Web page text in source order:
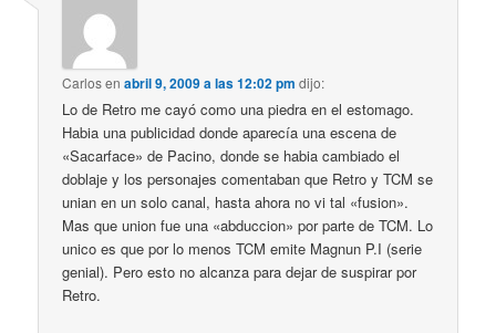
Carlosenabril 9, 2009 a las 12:02 pm dijo:
Lo de Retro me cayó como una piedra en el estomago.
Habia una publicidad donde aparecía una escena de
«Sacarface» de Pacino, donde se habia cambiado el
doblaje y los personajes comentaban que Retro y TCM se
unian en un solo canal, hasta ahora no vi tal «fusion».
Mas que union fue una «abduccion» por parte de TCM. Lo
unico es que por lo menos TCM emite Magnun P.I (serie
genial). Pero esto no alcanza para dejar de suspirar por
Retro.